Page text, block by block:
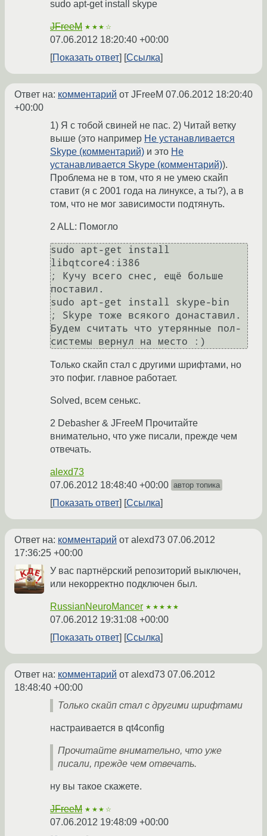
sudo apt-get install skype
JFreeM ★★★☆
07.06.2012 18:20:40 +00:00
Показать ответ
Ссылка
Ответ на: комментарий от JFreeM 07.06.2012 18:20:40
+00:00
1) Я с тобой свиней не пас. 2) Читай ветку
выше (это например Не устанавливается
Skype (комментарий) и это Не
устанавливается Skype (комментарий)).
Проблема не в том, что я не умею скайп
ставит (я с 2001 года на линуксе, а ты?), а в
том, что не мог зависимости подтянуть.
2 ALL: Помогло
sudo apt-get install
libqtcore4:i386
; Кучу всего снес, ещё больше
поставил.
sudo apt-get install skype-bin
; Skype тоже всякого донаставил.
Будем считать что утерянные пол-
Только скайп стал с другими шрифтами, но
это пофиг. главное работает.
Solved, всем сенькс.
2 Debasher & JFreeM Прочитайте
внимательно, что уже писали, прежде чем
отвечать.
alexd73
07.06.2012 18:48:40 +00:00 автор топика
Показать ответ Ссылка
Ответ на: комментарий от alexd73 07.06.2012
17:36:25 +00:00
У вас партнёрский репозиторий выключен,
или некорректно подключен был.
RussianNeuroMancer ★★★★★
07.06.2012 19:31:08 +00:00
Показать ответ
Ссылка
Ответ на: комментарий от alexd73 07.06.2012
18:48:40 +00:00
Только скайп стал с другими шрифтами
настраивается в qt4config
Прочитайте внимательно, что уже
писали, прежде чем отвечать.
ну вы такое скажете.
JFreeM ★★★☆
07.06.2012 19:48:09 +00:00